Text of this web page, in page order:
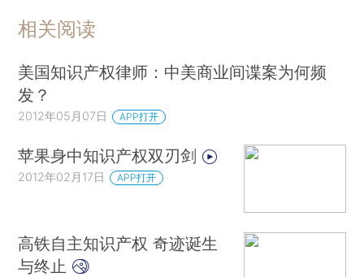
相关阅读
美国知识产权律师：中美商业间谍案为何频
发？
2012年05月07日 APP打开
苹果身中知识产权双刃剑
2012年02月17日 APP打开
高铁自主知识产权 奇迹诞生
与终止